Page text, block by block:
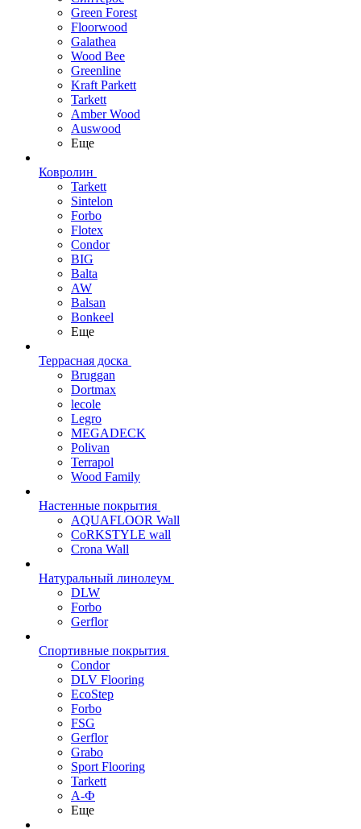
Green Forest
Floorwood
Galathea
Wood Bee
Greenline
Kraft Parkett
Tarkett
Amber Wood
Auswood
Еще
Ковролин
Tarkett
Sintelon
Forbo
Flotex
Condor
BIG
Balta
AW
Balsan
Bonkeel
Еще
Террасная доска
Bruggan
Dortmax
lecole
Legro
MEGADECK
Polivan
Terrapol
Wood Family
Настенные покрытия
AQUAFLOOR Wall
CoRKSTYLE wall
Crona Wall
Натуральный линолеум
DLW
Forbo
Gerflor
Спортивные покрытия
Condor
DLV Flooring
EcoStep
Forbo
FSG
Gerflor
Grabo
Sport Flooring
Tarkett
А-Ф
Еще